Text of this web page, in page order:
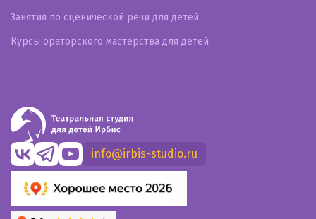
Занятия по сценической речи для детей
Курсы ораторского мастерства для детей
info@irbis-studio.ru